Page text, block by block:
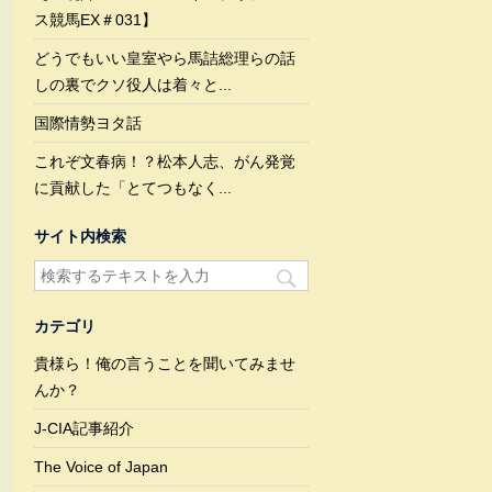
ス競馬EX＃031】
どうでもいい皇室やら馬詰総理らの話
しの裏でクソ役人は着々と...
国際情勢ヨタ話
これぞ文春病！？松本人志、がん発覚
に貢献した「とてつもなく...
サイト内検索
カテゴリ
貴様ら！俺の言うことを聞いてみませ
んか？
J-CIA記事紹介
The Voice of Japan